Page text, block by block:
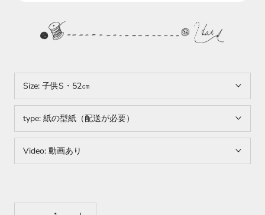
Size: 子供S・52㎝
type: 紙の型紙（配送が必要）
Video: 動画あり